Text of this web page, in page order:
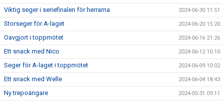
Viktig seger i seriefinalen för herrarna 2024-06-30 11:51
Storseger för A-laget 2024-06-20 15:20
Oavgjort i toppmötet 2024-06-16 21:26
Ett snack med Nico 2024-06-12 10:10
Seger för A-laget i toppmötet 2024-06-09 10:02
Ett snack med Welle 2024-06-04 18:43
Ny trepoängare 2024-05-31 09:11